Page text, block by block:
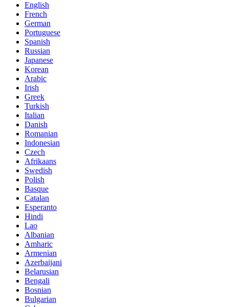
English
French
German
Portuguese
Spanish
Russian
Japanese
Korean
Arabic
Irish
Greek
Turkish
Italian
Danish
Romanian
Indonesian
Czech
Afrikaans
Swedish
Polish
Basque
Catalan
Esperanto
Hindi
Lao
Albanian
Amharic
Armenian
Azerbaijani
Belarusian
Bengali
Bosnian
Bulgarian